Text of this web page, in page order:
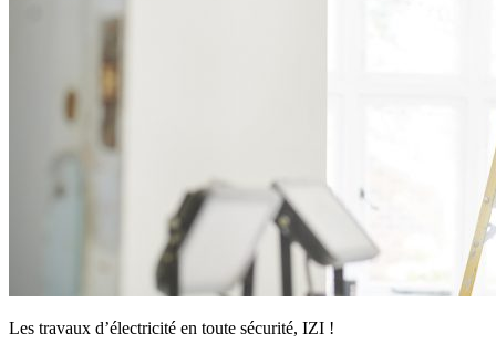
Les travaux d’électricité en toute sécurité, IZI !